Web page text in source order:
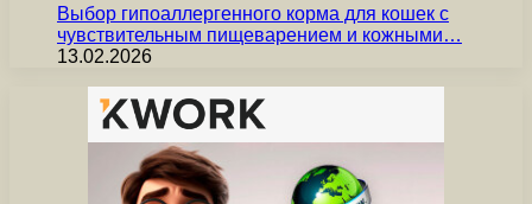
Выбор гипоаллергенного корма для кошек с
чувствительным пищеварением и кожными…
13.02.2026